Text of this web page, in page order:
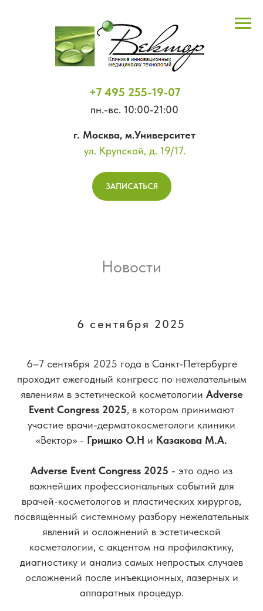
+7 495 255-19-07
пн.-вс. 10:00-21:00
г. Москва, м.Университет
ул. Крупской, д. 19/17.
ЗАПИСАТЬСЯ
Новости
6 сентября 2025
6–7 сентября 2025 года в Санкт-Петербурге
проходит ежегодный конгресс по нежелательным
явлениям в эстетической косметологии Adverse
Event Congress 2025, в котором принимают
участие врачи-дерматокосметологи клиники
«Вектор» - Гришко О.Н и Казакова М.А.
Adverse Event Congress 2025 - это одно из
важнейших профессиональных событий для
врачей-косметологов и пластических хирургов,
посвящённый системному разбору нежелательных
явлений и осложнений в эстетической
косметологии, с акцентом на профилактику,
диагностику и анализ самых непростых случаев
осложнений после инъекционных, лазерных и
аппаратных процедур.